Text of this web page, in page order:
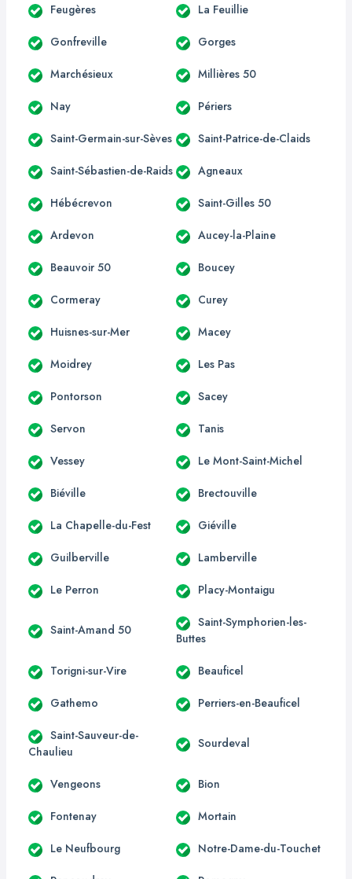
Feugères La Feuillie
Gonfreville Gorges
Marchésieux Millières 50
Nay Périers
Saint-Germain-sur-Sèves Saint-Patrice-de-Claids
Saint-Sébastien-de-Raids Agneaux
Hébécrevon Saint-Gilles 50
Ardevon Aucey-la-Plaine
Beauvoir 50 Boucey
Cormeray Curey
Huisnes-sur-Mer Macey
Moidrey Les Pas
Pontorson Sacey
Servon Tanis
Vessey Le Mont-Saint-Michel
Biéville Brectouville
La Chapelle-du-Fest Giéville
Guilberville Lamberville
Le Perron Placy-Montaigu
Saint-Amand 50
Saint-Symphorien-les-
Buttes
Torigni-sur-Vire Beauficel
Gathemo Perriers-en-Beauficel
Saint-Sauveur-de-
Chaulieu
Sourdeval
Vengeons Bion
Fontenay Mortain
Le Neufbourg Notre-Dame-du-Touchet